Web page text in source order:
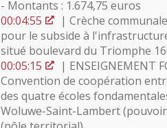
- Montants : 1.674,75 euros
00:04:55
| Crèche
pour le subside à
situé boulevard du Triomphe
00:05:15
| ENSEIGNEMENT
Convention de coopération
des quatre écoles
Woluwe-Saint-Lambert